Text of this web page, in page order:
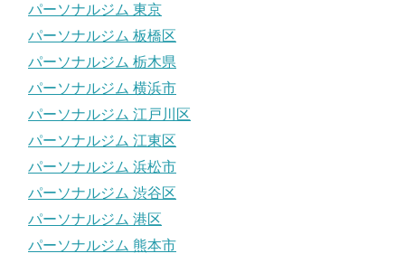
パーソナルジム 東京
パーソナルジム 板橋区
パーソナルジム 栃木県
パーソナルジム 横浜市
パーソナルジム 江戸川区
パーソナルジム 江東区
パーソナルジム 浜松市
パーソナルジム 渋谷区
パーソナルジム 港区
パーソナルジム 熊本市